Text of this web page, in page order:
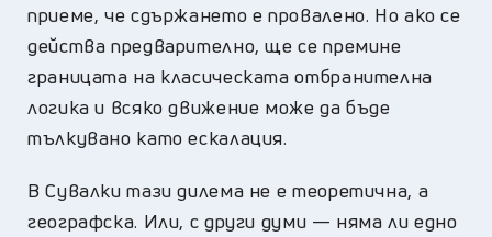
приеме, че сдържането е провалено. Но ако се
действа предварително, ще се премине
границата на класическата отбранителна
логика и всяко движение може да бъде
тълкувано като ескалация.
В Сувалки тази дилема не е теоретична, а
географска. Или, с други думи — няма ли едно